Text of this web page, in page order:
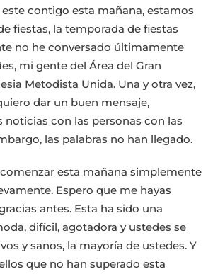
este contigo esta mañana, estamos
fiestas, la temporada de fiestas
no he conversado últimamente
mi gente del Área del Gran
Metodista Unida. Una y otra vez,
dar un buen mensaje,
con las personas con las
las palabras no han llegado.
esta mañana simplemente
Espero que me hayas
antes. Esta ha sido una
difícil, agotadora y ustedes se
y sanos, la mayoría de ustedes. Y
que no han superado esta